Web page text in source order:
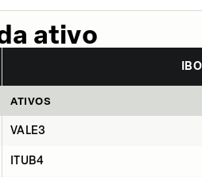
ativo
ATIVOS
VALE3
ITUB4